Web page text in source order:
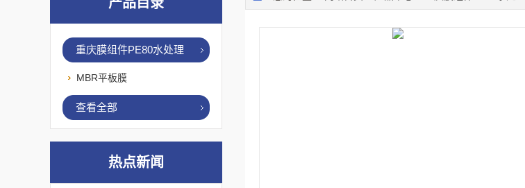
重庆膜组件PE80水处理
MBR平板膜
查看全部
热点新闻